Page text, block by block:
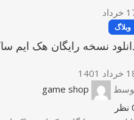
خرداد
وبلاگ
نسخه رایگان هک ایم
1401
game shop
نظر